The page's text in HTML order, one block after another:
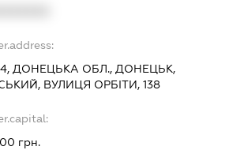
ДОНЕЦЬКА ОБЛ., ДОНЕЦЬК,
ВУЛИЦЯ ОРБІТИ, 138
грн.